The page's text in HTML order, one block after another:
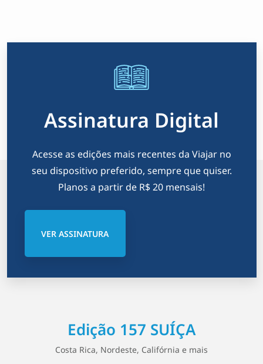
Assinatura Digital
Acesse as edições mais recentes da Viajar no
seu dispositivo preferido, sempre que quiser.
Planos a partir de R$ 20 mensais!
VER ASSINATURA
Edição 157 SUÍÇA
Costa Rica, Nordeste, Califórnia e mais